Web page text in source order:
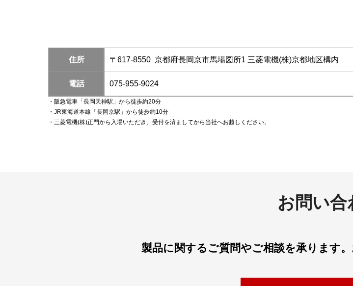
住所 〒617-8550 京都府長岡京市馬場図所1 三菱電機(株)京都地区構内
電話 075-955-9024
・阪急電車「長岡天神駅」から徒歩約20分
・JR東海道本線「長岡京駅」から徒歩約10分
・三菱電機(株)正門から入場いただき、受付を済ましてから当社へお越しください。
お問い合
製品に関するご質問やご相談を承ります。